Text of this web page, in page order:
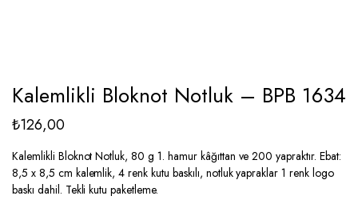
Kalemlikli Bloknot Notluk – BPB 1634
₺126,00
Kalemlikli Bloknot Notluk, 80 g 1. hamur kâğıttan ve 200 yapraktır. Ebat:
8,5 x 8,5 cm kalemlik, 4 renk kutu baskılı, notluk yapraklar 1 renk logo
baskı dahil. Tekli kutu paketleme.